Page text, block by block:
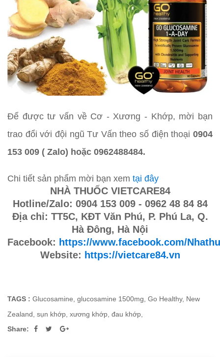
Để được tư vấn về Cơ - Xương - Khớp, mời bạn
trao đổi với đội ngũ Tư Vấn theo số điện thoại 0904
153 009 ( Zalo) hoặc 0962488484.
Chi tiết sản phẩm mời bạn xem tại đây
NHÀ THUỐC VIETCARE84
Hotline/Zalo: 0904 153 009 - 0962 48 84 84
Địa chỉ: TT5C, KĐT Văn Phú, P. Phú La, Q.
Hà Đông, Hà Nội
Facebook: https://www.facebook.com/
Website: https://vietcare84.vn
TAGS : Glucosamine glucosamine 1500mg Go Healthy, New
Zealand sụn khớp xương khớp đau khớp
Share: